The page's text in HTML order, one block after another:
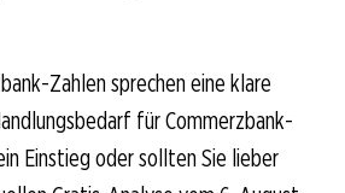
Zahlen sprechen eine klare
für Commerzbank-
Einstieg oder sollten Sie lieber